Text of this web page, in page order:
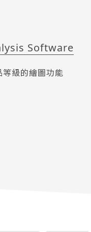
Software
級的繪圖功能